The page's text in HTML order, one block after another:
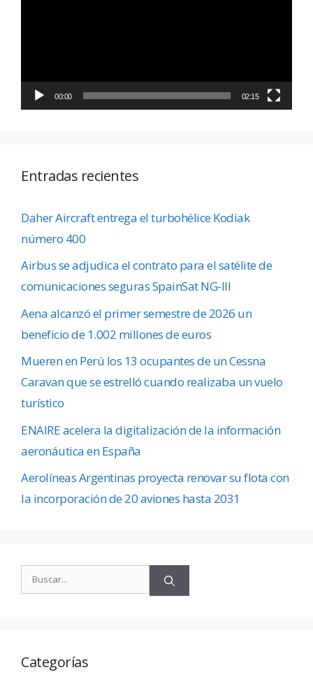
00:00 02:15
Entradas recientes
Daher Aircraft entrega el turbohélice Kodiak
número 400
Airbus se adjudica el contrato para el satélite de
comunicaciones seguras SpainSat NG-III
Aena alcanzó el primer semestre de 2026 un
beneficio de 1.002 millones de euros
Mueren en Perú los 13 ocupantes de un Cessna
Caravan que se estrelló cuando realizaba un vuelo
turístico
ENAIRE acelera la digitalización de la información
aeronáutica en España
Aerolíneas Argentinas proyecta renovar su flota con
la incorporación de 20 aviones hasta 2031
Categorías